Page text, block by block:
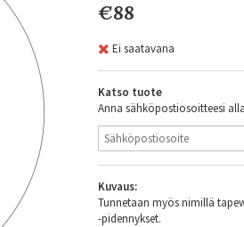
€88
Ei saatavana
Katso tuote
Anna sähköpostiosoitteesi
Kuvaus:
Tunnetaan myös nimillä
-pidennykset.